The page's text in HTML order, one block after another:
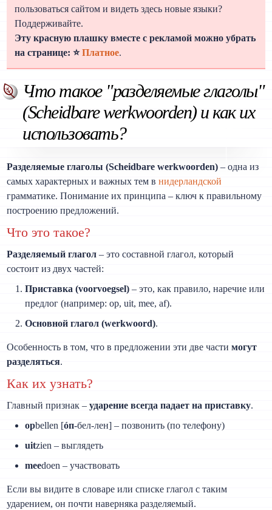
пользоваться сайтом и видеть здесь новые языки?
Поддерживайте.
Эту красную плашку вместе с рекламой можно убрать
на странице: ⭐Платное.
Что такое "разделяемые глаголы"
(Scheidbare werkwoorden) и как их
использовать?
Разделяемые глаголы (Scheidbare werkwoorden) – одна из
самых характерных и важных тем внидерландской
грамматике. Понимание их принципа – ключ к правильному
построению предложений.
Что это такое?
Разделяемый глагол – это составной глагол, который
состоит из двух частей:
Приставка (voorvoegsel) – это, как правило, наречие или
предлог (например: op, uit, mee, af).
Основной глагол (werkwoord).
Особенность в том, что в предложении эти две частимогут
разделяться.
Как их узнать?
Главный признак –ударение всегда падает на приставку.
opbellen [óп-бел-лен] – позвонить (по телефону)
uitzien – выглядеть
meedoen – участвовать
Если вы видите в словаре или списке глагол с таким
ударением, он почти наверняка разделяемый.